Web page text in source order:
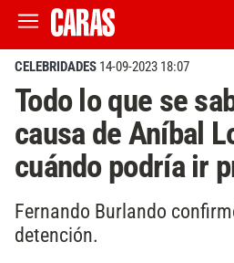
CELEBRIDADES 14-09-2023 18:07
Todo lo que se
causa de Aníbal
cuándo podría ir
Fernando Burlando
detención.